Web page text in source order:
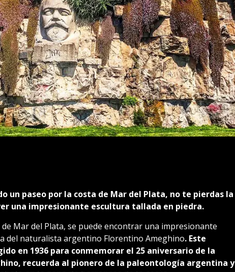
un paseo por la costa de Mar del Plata, no te pierdas la
una impresionante escultura tallada en piedra.
de Mar del Plata, se puede encontrar una impresionante
del naturalista argentino Florentino Ameghino. Este
en 1936 para conmemorar el 25 aniversario de la
recuerda al pionero de la paleontología argentina y